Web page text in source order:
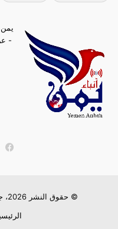
-
© حقوق النشر 2026، جميع الحقوق محفوظة لـ